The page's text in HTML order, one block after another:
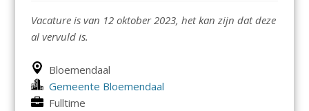
Vacature is van 12 oktober 2023, het kan zijn dat deze
al vervuld is.
Bloemendaal
Gemeente Bloemendaal
Fulltime